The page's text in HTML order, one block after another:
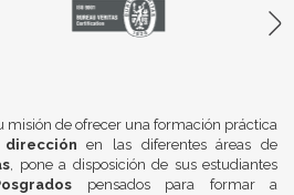
misión de ofrecer una formación práctica
en las diferentes áreas de
, pone a disposición de sus estudiantes
pensados para formar a